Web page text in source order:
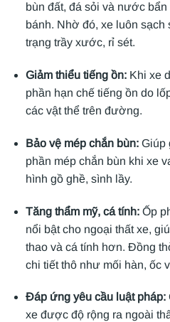
bùn đất, đá sỏi và nước
bánh. Nhờ đó, xe luôn sạch
trạng trầy xước, rỉ sét.
Giảm thiểu tiếng ồn: Khi xe
phần hạn chế tiếng ồn do
các vật thể trên đường.
Bảo vệ mép chắn bùn: Giúp
phần mép chắn bùn khi xe
hình gồ ghề, sình lầy.
Tăng thẩm mỹ, cá tính: Ốp
nổi bật cho ngoại thất xe,
thao và cá tính hơn. Đồng
chi tiết thô như mối hàn, ốc
Đáp ứng yêu cầu luật pháp:
xe được độ rộng ra ngoài